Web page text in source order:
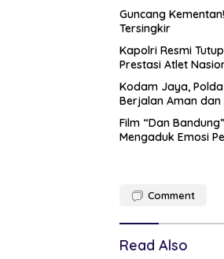
Guncang
Tersingkir
Kapolri Resmi
Prestasi Atlet
Kodam Jaya,
Berjalan Aman dan
Film “Dan
Mengaduk Emosi
Comment
Read Also